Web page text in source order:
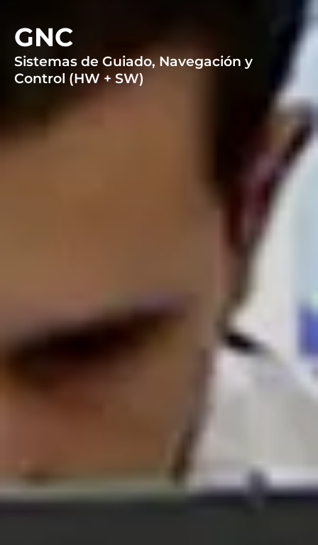
GNC
Sistemas de Guiado, Navegación y
Control (HW + SW)